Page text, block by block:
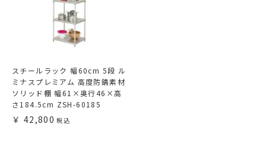
スチールラック 幅60cm 5段 ル
ミナスプレミアム 高度防錆素材
ソリッド棚 幅61×奥行46×高
さ184.5cm ZSH-60185
42,800